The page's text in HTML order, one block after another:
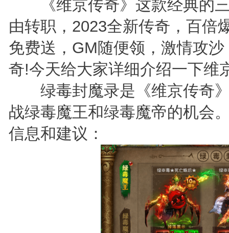
《维京传奇》这款经典的三
由转职，2023全新传奇，百倍
免费送，GM随便领，激情攻
奇!今天给大家详细介绍一下维
绿毒封魔录是《维京传奇》
战绿毒魔王和绿毒魔帝的机会
信息和建议：